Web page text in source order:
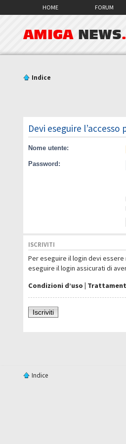
HOME FORUM
AMIGA NEWS
Indice
Devi eseguire
Nome utente:
Password:
ISCRIVITI
Per eseguire il login devi
eseguire il login assicurati di
Condizioni d’uso |
Iscriviti
Indice